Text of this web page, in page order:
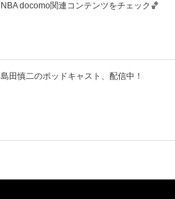
NBA docomo関連コンテンツをチェック🏀
島田慎二のポッドキャスト、配信中！